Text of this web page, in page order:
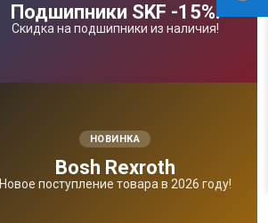
Подшипники SKF -15%!
Скидка на подшипники из наличия!
НОВИНКА
Bosh Rexroth
Новое поступление товара в 2026 году!